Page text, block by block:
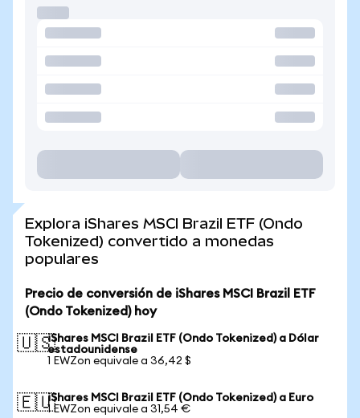
Explora iShares MSCI Brazil ETF (Ondo
Tokenized) convertido a monedas
populares
Precio de conversión de iShares MSCI Brazil ETF
(Ondo Tokenized) hoy
🇺🇸iShares MSCI Brazil ETF (Ondo Tokenized) a Dólar
estadounidense
1 EWZon equivale a 36,42 $
🇪🇺iShares MSCI Brazil ETF (Ondo Tokenized) a Euro
1 EWZon equivale a 31,54 €